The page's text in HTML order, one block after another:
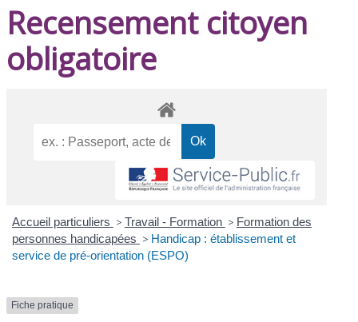
Recensement citoyen
obligatoire
Accueil particuliers > Travail - Formation > Formation des
personnes handicapées > Handicap : établissement et
service de pré-orientation (ESPO)
Fiche pratique